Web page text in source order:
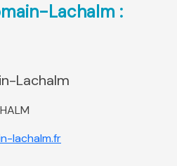
Lachalm :
Lachalm
lachalm.fr